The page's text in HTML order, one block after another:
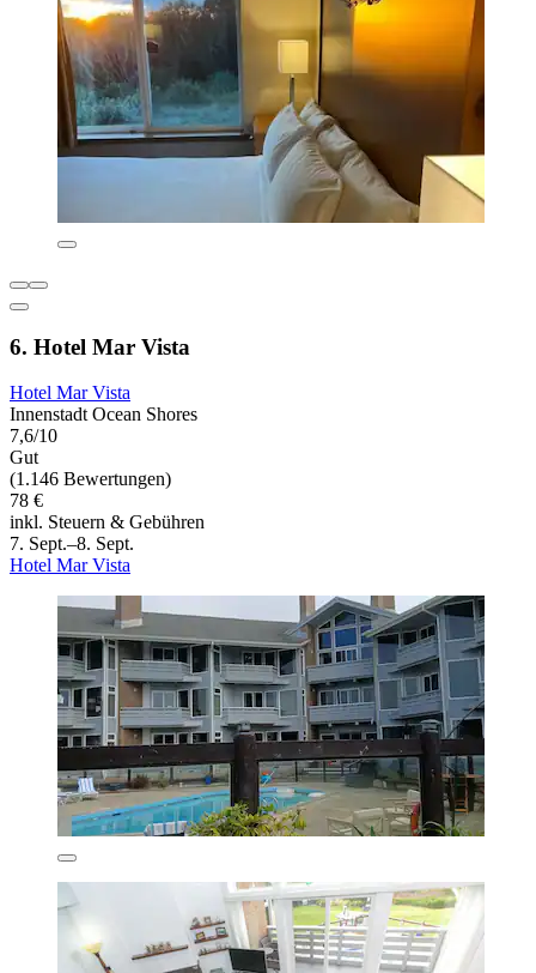
6. Hotel Mar Vista
Hotel Mar Vista
Innenstadt Ocean Shores
7,6/10
Gut
(1.146 Bewertungen)
78 €
inkl. Steuern & Gebühren
7. Sept.–8. Sept.
Hotel Mar Vista